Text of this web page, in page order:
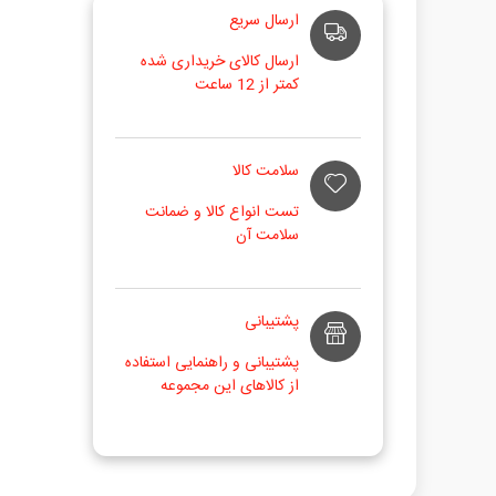
ارسال سریع
ارسال کالای خریداری شده
کمتر از 12 ساعت
سلامت کالا
تست انواع کالا و ضمانت
سلامت آن
پشتیبانی
پشتیبانی و راهنمایی استفاده
از کالاهای این مجموعه